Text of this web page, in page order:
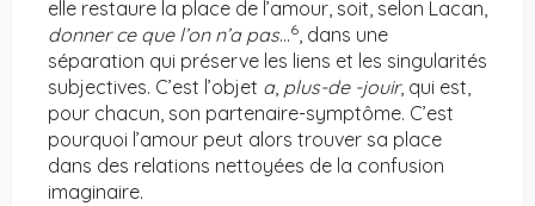
elle restaure la place de l’amour, soit, selon Lacan,
donner ce que l’on n’a pas…6, dans une
séparation qui préserve les liens et les singularités
subjectives. C’est l’objet a, plus-de -jouir, qui est,
pour chacun, son partenaire-symptôme. C’est
pourquoi l’amour peut alors trouver sa place
dans des relations nettoyées de la confusion
imaginaire.